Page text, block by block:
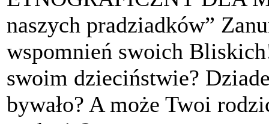
naszych pradziadków”
wspomnień swoich
swoim dzieciństwie?
bywało? A może Twoi